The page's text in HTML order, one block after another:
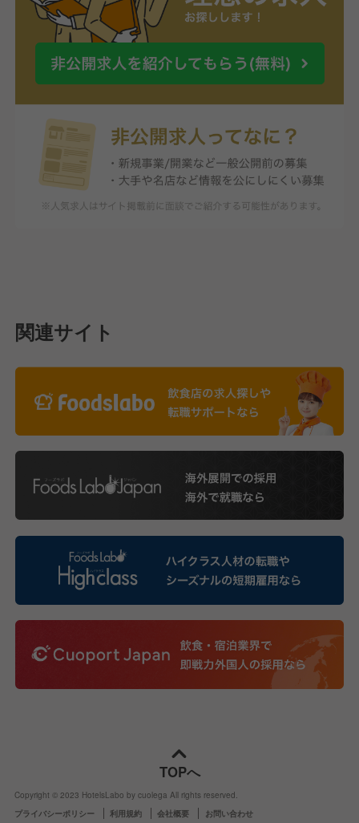
関連サイト
TOPへ
Copyright © 2023 HotelsLabo by cuolega All rights reserved.
プライバシーポリシー
利用規約 会社概要 お問い合わせ